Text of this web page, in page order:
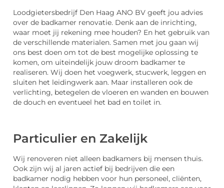
Loodgietersbedrijf Den Haag ANO BV geeft jou advies
over de badkamer renovatie. Denk aan de inrichting,
waar moet jij rekening mee houden? En het gebruik van
de verschillende materialen. Samen met jou gaan wij
ons best doen om tot de best mogelijke oplossing te
komen, om uiteindelijk jouw droom badkamer te
realiseren. Wij doen het voegwerk, stucwerk, leggen en
sluiten het leidingwerk aan. Maar installeren ook de
verlichting, betegelen de vloeren en wanden en bouwen
de douch en eventueel het bad en toilet in.
Particulier en Zakelijk
Wij renoveren niet alleen badkamers bij mensen thuis.
Ook zijn wij al jaren actief bij bedrijven die een
badkamer nodig hebben voor hun personeel, cliënten,